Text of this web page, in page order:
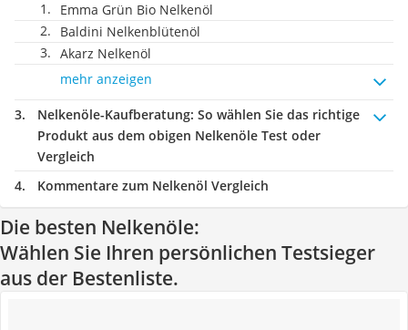
‎Emma Grün Bio Nelkenöl
Baldini Nelkenblütenöl
Akarz Nelkenöl
mehr anzeigen
Nelkenöle-Kaufberatung: So wählen Sie das richtige
Produkt aus dem obigen Nelkenöle Test oder
Vergleich
Kommentare zum Nelkenöl Vergleich
Die besten Nelkenöle:
Wählen Sie Ihren persönlichen Testsieger
aus der Bestenliste.